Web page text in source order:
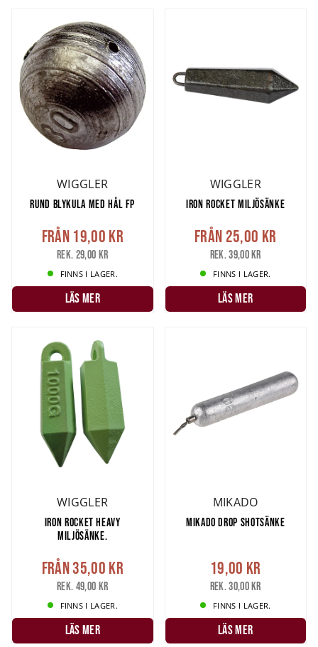
WIGGLER
RUND BLYKULA MED HÅL FP
Från 19,00 kr
Rek. 29,00 kr
FINNS I LAGER.
LÄS MER
WIGGLER
IRON ROCKET MILJÖSÄNKE
Från 25,00 kr
Rek. 39,00 kr
FINNS I LAGER.
LÄS MER
WIGGLER
IRON ROCKET HEAVY
MILJÖSÄNKE.
Från35,00 kr
Rek. 49,00 kr
FINNS I LAGER.
LÄS MER
MIKADO
MIKADO DROP SHOTSÄNKE
19,00 kr
Rek. 30,00 kr
FINNS I LAGER.
LÄS MER